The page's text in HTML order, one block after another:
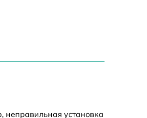
р
неправильная установка